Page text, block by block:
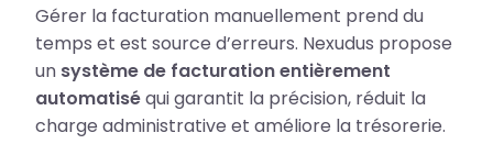
Gérer la facturation manuellement prend du
temps et est source d’erreurs. Nexudus propose
un système de facturation entièrement
automatiséqui garantit la précision, réduit la
charge administrative et améliore la trésorerie.